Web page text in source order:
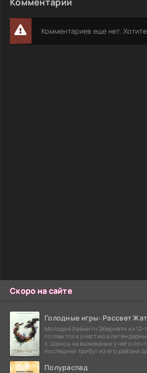
Скоро на сайте
Голодные игры: Рассвет
Молодой Хеймитч Эбернети из 12-
готовится к участию в
х. Шансы на выживание у него
последний трибут из его района
Полураспад
Комментариев еще нет.